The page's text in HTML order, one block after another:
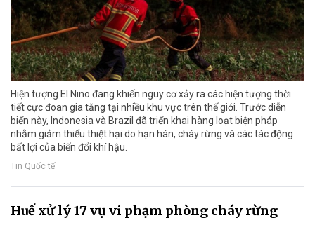
Hiện tượng El Nino đang khiến nguy cơ xảy ra các hiện tượng thời
tiết cực đoan gia tăng tại nhiều khu vực trên thế giới. Trước diễn
biến này, Indonesia và Brazil đã triển khai hàng loạt biện pháp
nhằm giảm thiểu thiệt hại do hạn hán, cháy rừng và các tác động
bất lợi của biến đổi khí hậu.
Tin Quốc tế
Huế xử lý 17 vụ vi phạm phòng cháy rừng